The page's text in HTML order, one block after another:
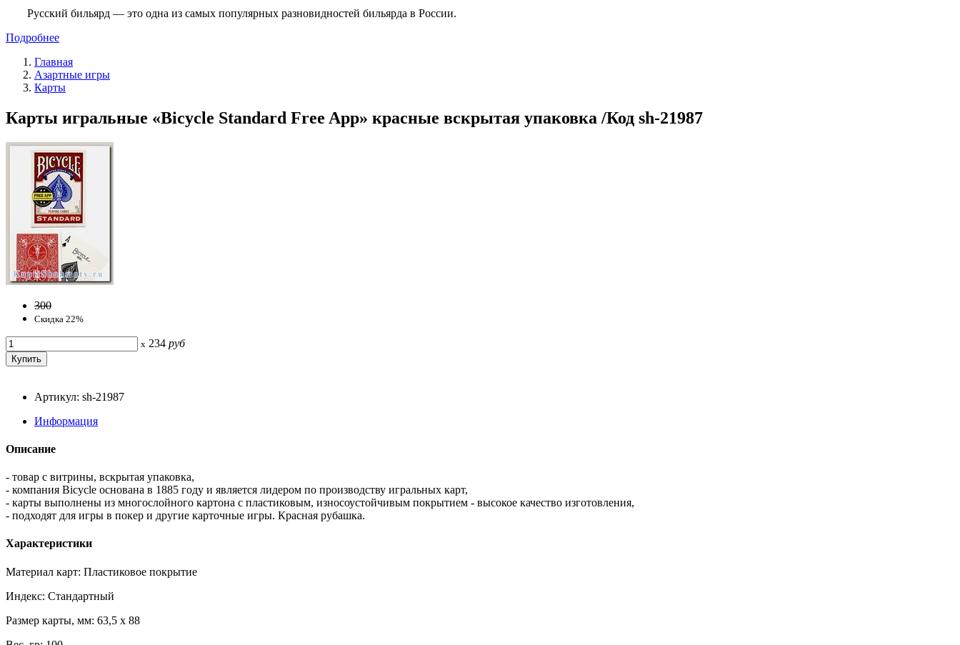
Русский бильярд — это одна из самых популярных разновидностей бильярда в России.
Подробнее
Главная
Азартные игры
Карты
Карты игральные «Bicycle Standard Free App» красные вскрытая упаковка /Код sh-21987
300
Скидка 22%
x 234 руб
Артикул: sh-21987
Информация
Описание
- товар с витрины, вскрытая упаковка,
- компания Bicycle основана в 1885 году и является лидером по производству игральных карт,
- карты выполнены из многослойного картона с пластиковым, износоустойчивым покрытием - высокое качество изготовления,
- подходят для игры в покер и другие карточные игры. Красная рубашка.
Характеристики
Материал карт: Пластиковое покрытие
Индекс: Стандартный
Размер карты, мм: 63,5 x 88